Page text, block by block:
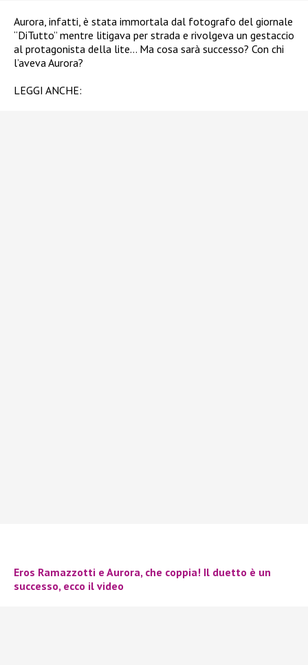
Aurora, infatti, è stata immortala dal fotografo del giornale
“DiTutto” mentre litigava per strada e rivolgeva un gestaccio
al protagonista della lite… Ma cosa sarà successo? Con chi
l’aveva Aurora?
LEGGI ANCHE:
Eros Ramazzotti e Aurora, che coppia! Il duetto è un
successo, ecco il video